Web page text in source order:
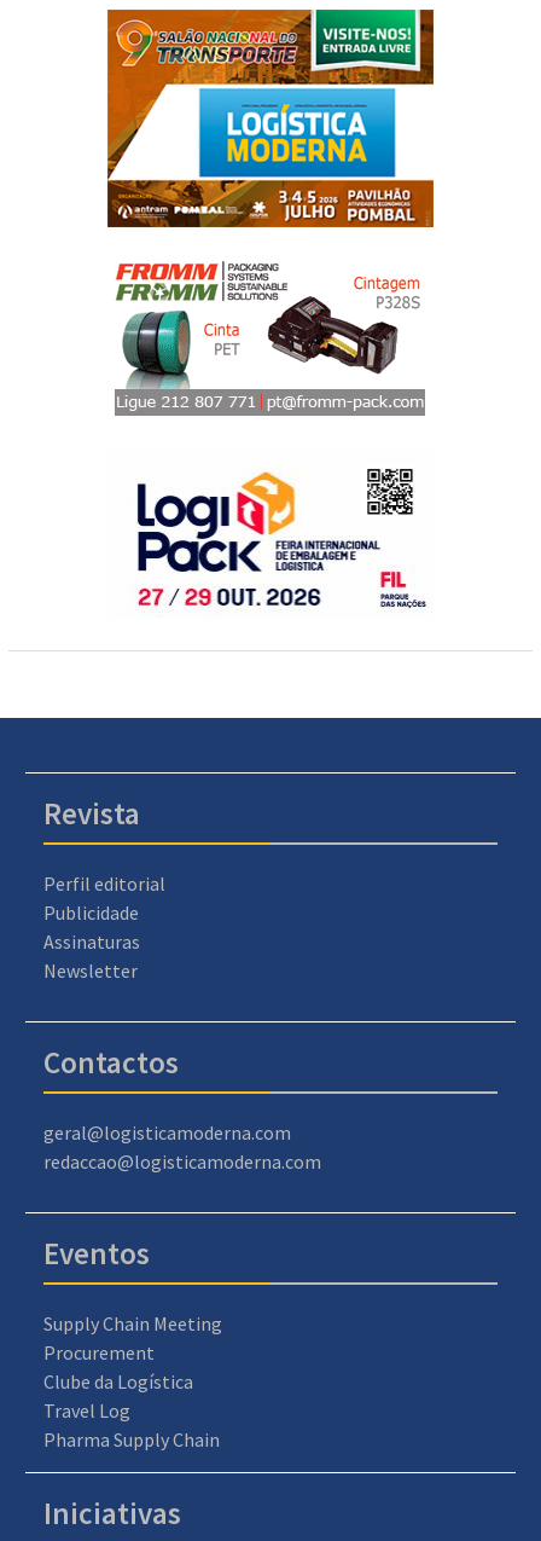
Revista
Perfil editorial
Publicidade
Assinaturas
Newsletter
Contactos
geral@logisticamoderna.com
redaccao@logisticamoderna.com
Eventos
Supply Chain Meeting
Procurement
Clube da Logística
Travel Log
Pharma Supply Chain
Iniciativas